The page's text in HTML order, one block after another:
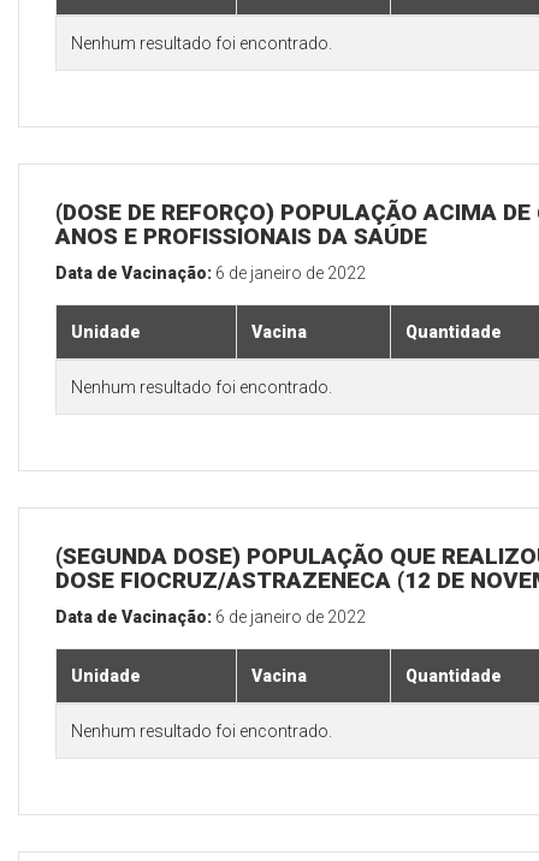
Nenhum resultado foi encontrado.
(DOSE DE REFORÇO) POPULAÇÃO ACIMA DE
ANOS E PROFISSIONAIS DA SAÚDE
Data de Vacinação: 6 de janeiro de 2022
Unidade Vacina Quantidade
Nenhum resultado foi encontrado.
(SEGUNDA DOSE) POPULAÇÃO QUE
DOSE FIOCRUZ/ASTRAZENECA (12 DE
Data de Vacinação: 6 de janeiro de 2022
Unidade Vacina Quantidade
Nenhum resultado foi encontrado.